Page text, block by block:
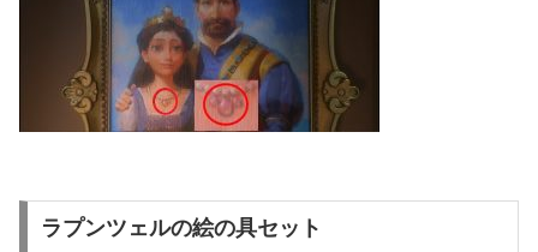
ラプンツェルの絵の具セット